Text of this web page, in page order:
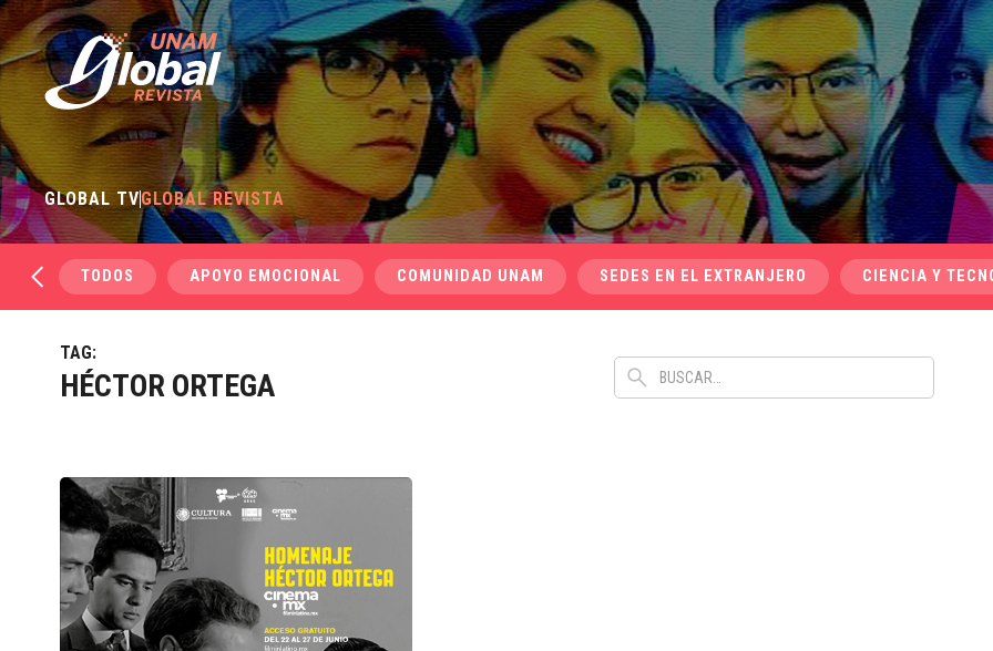
GLOBAL TVGLOBAL REVISTA
TODOS APOYO EMOCIONAL COMUNIDAD UNAM SEDES EN EL EXTRANJERO CIENCIA Y
TAG:
HÉCTOR ORTEGA